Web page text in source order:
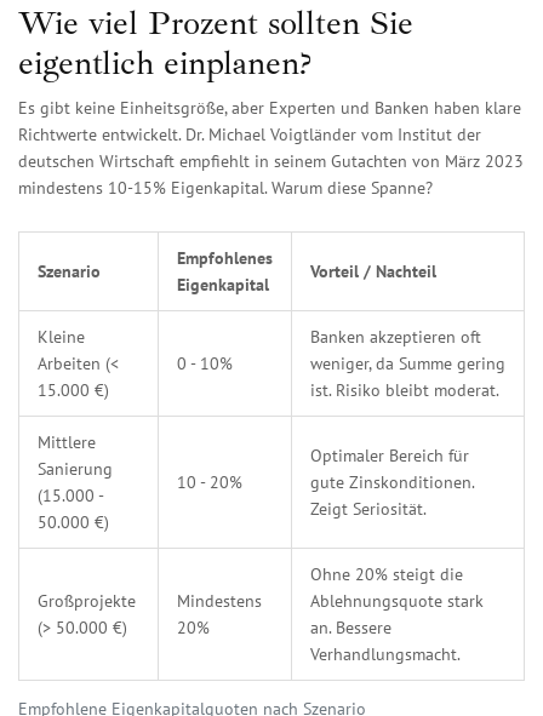
Wie viel Prozent sollten Sie
eigentlich einplanen?
Es gibt keine Einheitsgröße, aber Experten und Banken haben klare
Richtwerte entwickelt. Dr. Michael Voigtländer vom Institut der
deutschen Wirtschaft empfiehlt in seinem Gutachten von März 2023
mindestens 10-15% Eigenkapital. Warum diese Spanne?
Empfohlene Eigenkapitalquoten nach Szenario
Szenario
Empfohlenes
Eigenkapital
Vorteil / Nachteil
Kleine
Arbeiten (<
15.000 €)
0 - 10%
Banken akzeptieren oft
weniger, da Summe gering
ist. Risiko bleibt moderat.
Mittlere
Sanierung
(15.000 -
50.000 €)
10 - 20%
Optimaler Bereich für
gute Zinskonditionen.
Zeigt Seriosität.
Großprojekte
(> 50.000 €)
Mindestens
20%
Ohne 20% steigt die
Ablehnungsquote stark
an. Bessere
Verhandlungsmacht.